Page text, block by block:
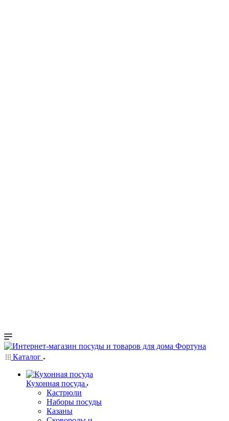
Каталог
Кухонная посуда
Кастрюли
Наборы посуды
Казаны